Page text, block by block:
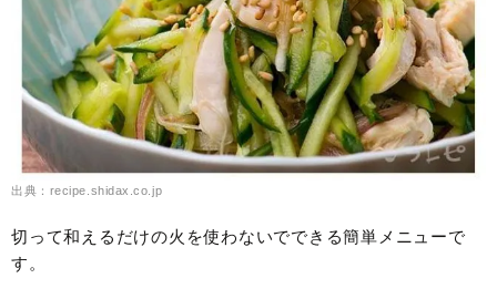
出典：recipe.shidax.co.jp
切って和えるだけの火を使わないでできる簡単メニューで
す。